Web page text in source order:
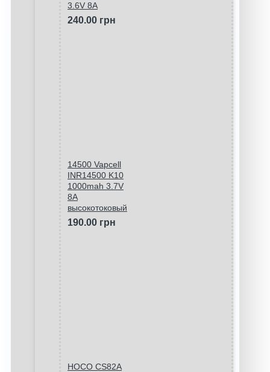
3.6V 8A
240.00 грн
14500 Vapcell
INR14500 K10
1000mah 3.7V
8A
высокотоковый
190.00 грн
HOCO CS82A